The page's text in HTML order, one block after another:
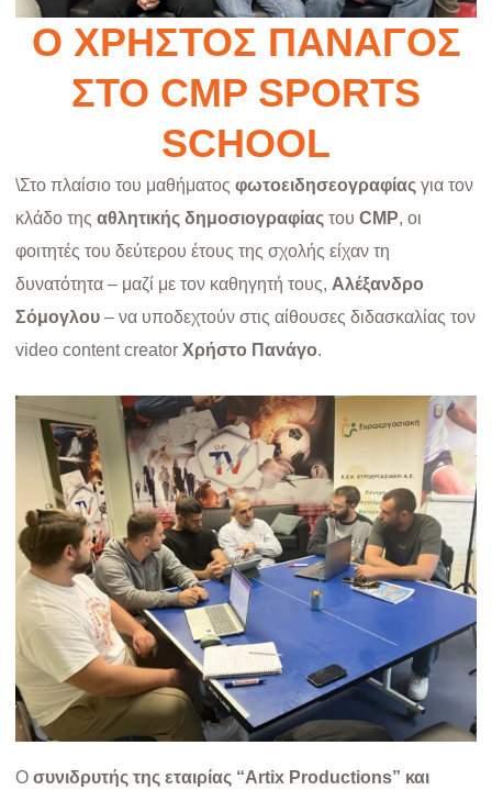
O XΡΉΣΤΟΣ ΠΑΝΆΓΟΣ
ΣΤΟ CMP SPORTS
SCHOOL
\Στο πλαίσιο του μαθήματος φωτοειδησεογραφίας για τον
κλάδο της αθλητικής δημοσιογραφίας του CMP, οι
φοιτητές του δεύτερου έτους της σχολής είχαν τη
δυνατότητα – μαζί με τον καθηγητή τους, Αλέξανδρο
Σόμογλου – να υποδεχτούν στις αίθουσες διδασκαλίας τον
video content creator Χρήστο Πανάγο.
Ο συνιδρυτής της εταιρίας “Artix Productions” και